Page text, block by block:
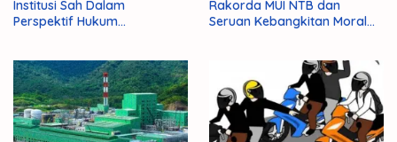
Institusi Sah Dalam
Perspektif Hukum
Rakorda MUI NTB dan
Seruan Kebangkitan Moral